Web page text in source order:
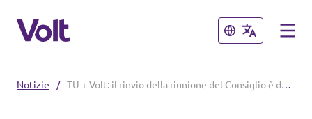
Chiudi
Chiudi
Notizie / TU + Volt: il rinvio della riunione del Consiglio è deplorevole ma positivo per la trasparenza